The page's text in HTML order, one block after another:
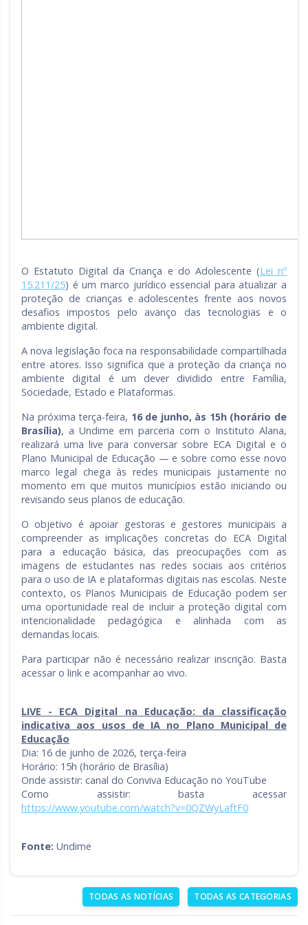
O Estatuto Digital da Criança e do Adolescente (Lei nº
15.211/25) é um marco jurídico essencial para atualizar a
proteção de crianças e adolescentes frente aos novos
desafios impostos pelo avanço das tecnologias e o
ambiente digital.
A nova legislação foca na responsabilidade compartilhada
entre atores. Isso significa que a proteção da criança no
ambiente digital é um dever dividido entre Família,
Sociedade, Estado e Plataformas.
Na próxima terça-feira, 16 de junho, às 15h (horário de
Brasília), a Undime em parceria com o Instituto Alana,
realizará uma live para conversar sobre ECA Digital e o
Plano Municipal de Educação — e sobre como esse novo
marco legal chega às redes municipais justamente no
momento em que muitos municípios estão iniciando ou
revisando seus planos de educação.
O objetivo é apoiar gestoras e gestores municipais a
compreender as implicações concretas do ECA Digital
para a educação básica, das preocupações com as
imagens de estudantes nas redes sociais aos critérios
para o uso de IA e plataformas digitais nas escolas. Neste
contexto, os Planos Municipais de Educação podem ser
uma oportunidade real de incluir a proteção digital com
intencionalidade pedagógica e alinhada com as
demandas locais.
Para participar não é necessário realizar inscrição. Basta
acessar o link e acompanhar ao vivo.
LIVE - ECA Digital na Educação: da classificação
indicativa aos usos de IA no Plano Municipal de
Educação
Dia: 16 de junho de 2026, terça-feira
Horário: 15h (horário de Brasília)
Onde assistir: canal do Conviva Educação no YouTube
Como assistir: basta acessar
https://www.youtube.com/watch?v=0QZWyLaftF0
Fonte: Undime
TODAS AS NOTÍCIAS TODAS AS CATEGORIAS